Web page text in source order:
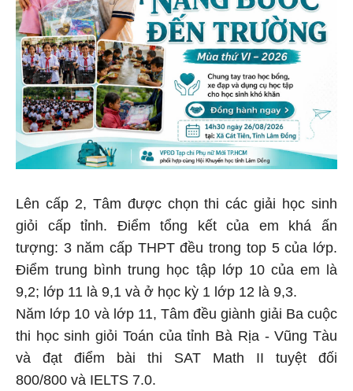
Lên cấp 2, Tâm được chọn thi các giải học sinh
giỏi cấp tỉnh. Điểm tổng kết của em khá ấn
tượng: 3 năm cấp THPT đều trong top 5 của lớp.
Điểm trung bình trung học tập lớp 10 của em là
9,2; lớp 11 là 9,1 và ở học kỳ 1 lớp 12 là 9,3.
Năm lớp 10 và lớp 11, Tâm đều giành giải Ba cuộc
thi học sinh giỏi Toán của tỉnh Bà Rịa - Vũng Tàu
và đạt điểm bài thi SAT Math II tuyệt đối
800/800 và IELTS 7.0.